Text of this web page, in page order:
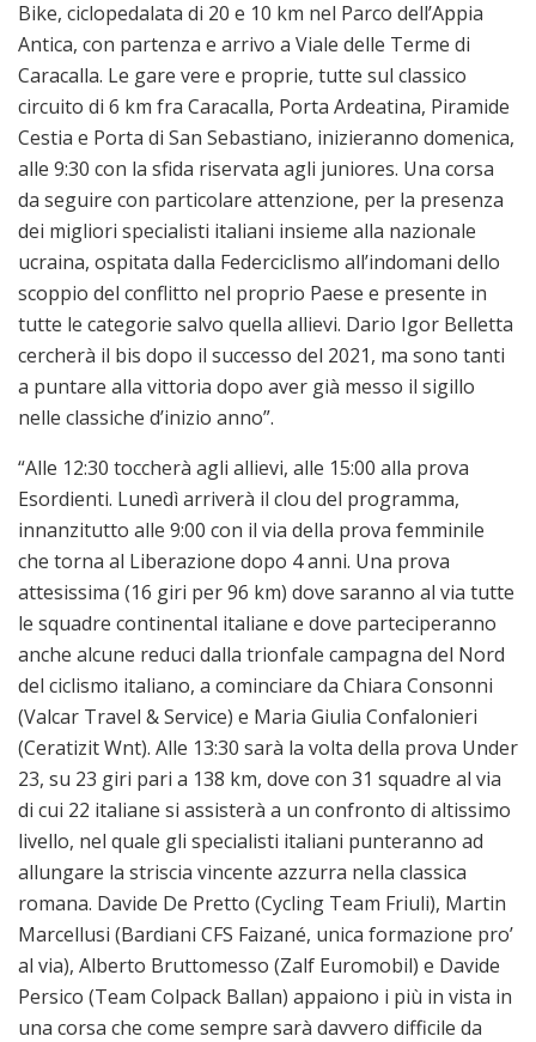
Bike, ciclopedalata di 20 e 10 km nel Parco dell’Appia
Antica, con partenza e arrivo a Viale delle Terme di
Caracalla. Le gare vere e proprie, tutte sul classico
circuito di 6 km fra Caracalla, Porta Ardeatina, Piramide
Cestia e Porta di San Sebastiano, inizieranno domenica,
alle 9:30 con la sfida riservata agli juniores. Una corsa
da seguire con particolare attenzione, per la presenza
dei migliori specialisti italiani insieme alla nazionale
ucraina, ospitata dalla Federciclismo all’indomani dello
scoppio del conflitto nel proprio Paese e presente in
tutte le categorie salvo quella allievi. Dario Igor Belletta
cercherà il bis dopo il successo del 2021, ma sono tanti
a puntare alla vittoria dopo aver già messo il sigillo
nelle classiche d’inizio anno”.
“Alle 12:30 toccherà agli allievi, alle 15:00 alla prova
Esordienti. Lunedì arriverà il clou del programma,
innanzitutto alle 9:00 con il via della prova femminile
che torna al Liberazione dopo 4 anni. Una prova
attesissima (16 giri per 96 km) dove saranno al via tutte
le squadre continental italiane e dove parteciperanno
anche alcune reduci dalla trionfale campagna del Nord
del ciclismo italiano, a cominciare da Chiara Consonni
(Valcar Travel & Service) e Maria Giulia Confalonieri
(Ceratizit Wnt). Alle 13:30 sarà la volta della prova Under
23, su 23 giri pari a 138 km, dove con 31 squadre al via
di cui 22 italiane si assisterà a un confronto di altissimo
livello, nel quale gli specialisti italiani punteranno ad
allungare la striscia vincente azzurra nella classica
romana. Davide De Pretto (Cycling Team Friuli), Martin
Marcellusi (Bardiani CFS Faizané, unica formazione pro’
al via), Alberto Bruttomesso (Zalf Euromobil) e Davide
Persico (Team Colpack Ballan) appaiono i più in vista in
una corsa che come sempre sarà davvero difficile da